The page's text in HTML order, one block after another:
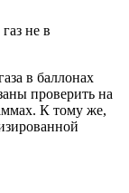
не в
в баллонах
проверить на
К тому же,